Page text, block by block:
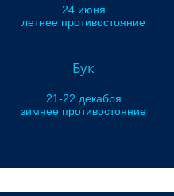
24 июня
летнее противостояние
Бук
21-22 декабря
зимнее противостояние